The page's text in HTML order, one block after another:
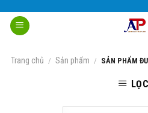
content
Trang chủ / Sản phẩm / SẢN PHẨM
LỌC